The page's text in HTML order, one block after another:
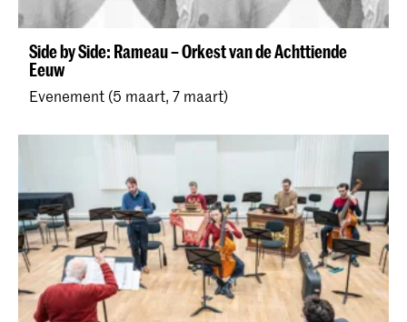
Side by Side: Rameau – Orkest van de Achttiende
Eeuw
Evenement (5 maart, 7 maart)